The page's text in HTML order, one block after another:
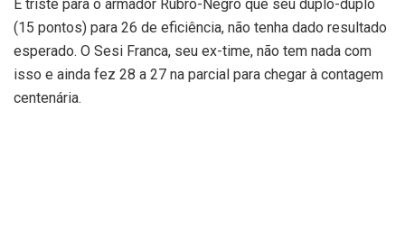
É triste para o armador Rubro-Negro que seu duplo-duplo
(15 pontos) para 26 de eficiência, não tenha dado resultado
esperado. O Sesi Franca, seu ex-time, não tem nada com
isso e ainda fez 28 a 27 na parcial para chegar à contagem
centenária.